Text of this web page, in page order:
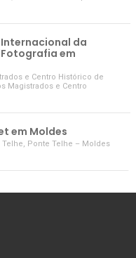
da
em
e Centro Histórico de
Magistrados e Centro
em Moldes
Telhe, Ponte Telhe – Moldes